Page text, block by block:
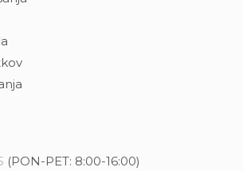
(PON-PET: 8:00-16:00)